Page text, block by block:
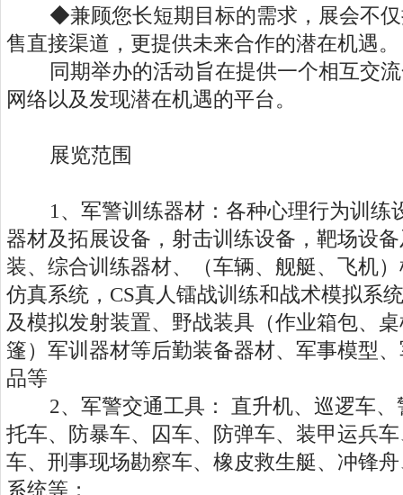
◆兼顾您长短期目标的需求，展会不仅
售直接渠道，更提供未来合作的潜在机遇。
同期举办的活动旨在提供一个相互交流
网络以及发现潜在机遇的平台。
展览范围
1、军警训练器材：各种心理行为训练
器材及拓展设备，射击训练设备，靶场设
装、综合训练器材、（车辆、舰艇、飞机
仿真系统，CS真人镭战训练和战术模拟系
及模拟发射装置、野战装具（作业箱包、
篷）军训器材等后勤装备器材、军事模型
品等
2、军警交通工具： 直升机、巡逻车、
托车、防暴车、囚车、防弹车、装甲运兵
车、刑事现场勘察车、橡皮救生艇、冲锋
系统等；